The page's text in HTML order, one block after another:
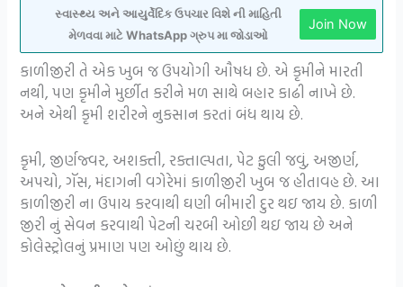
સ્વાસ્થ્ય અને આયુર્વેદિક ઉપચાર વિશે ની માહિતી
મેળવવા માટે WhatsApp ગ્રુપ મા જોડાઓ
Join Now
કાળીજીરી તે એક ખુબ જ ઉપયોગી ઔષધ છે. એ કૃમીને મારતી
નથી, પણ કૃમીને મુર્છીત કરીને મળ સાથે બહાર કાઢી નાખે છે.
અને એથી કૃમી શરીરને નુકસાન કરતાં બંધ થાય છે.
કૃમી, જીર્ણજ્વર, અશક્તી, રક્તાલ્પતા, પેટ ફુલી જવું, અજીર્ણ,
અપચો, ગૅસ, મંદાગની વગેરેમાં કાળીજીરી ખુબ જ હીતાવહ છે. આ
કાળીજીરી ના ઉપાય કરવાથી ઘણી બીમારી દુર થઇ જાય છે. કાળી
જીરી નું સેવન કરવાથી પેટની ચરબી ઓછી થઇ જાય છે અને
કોલેસ્ટ્રોલનું પ્રમાણ પણ ઓછું થાય છે.